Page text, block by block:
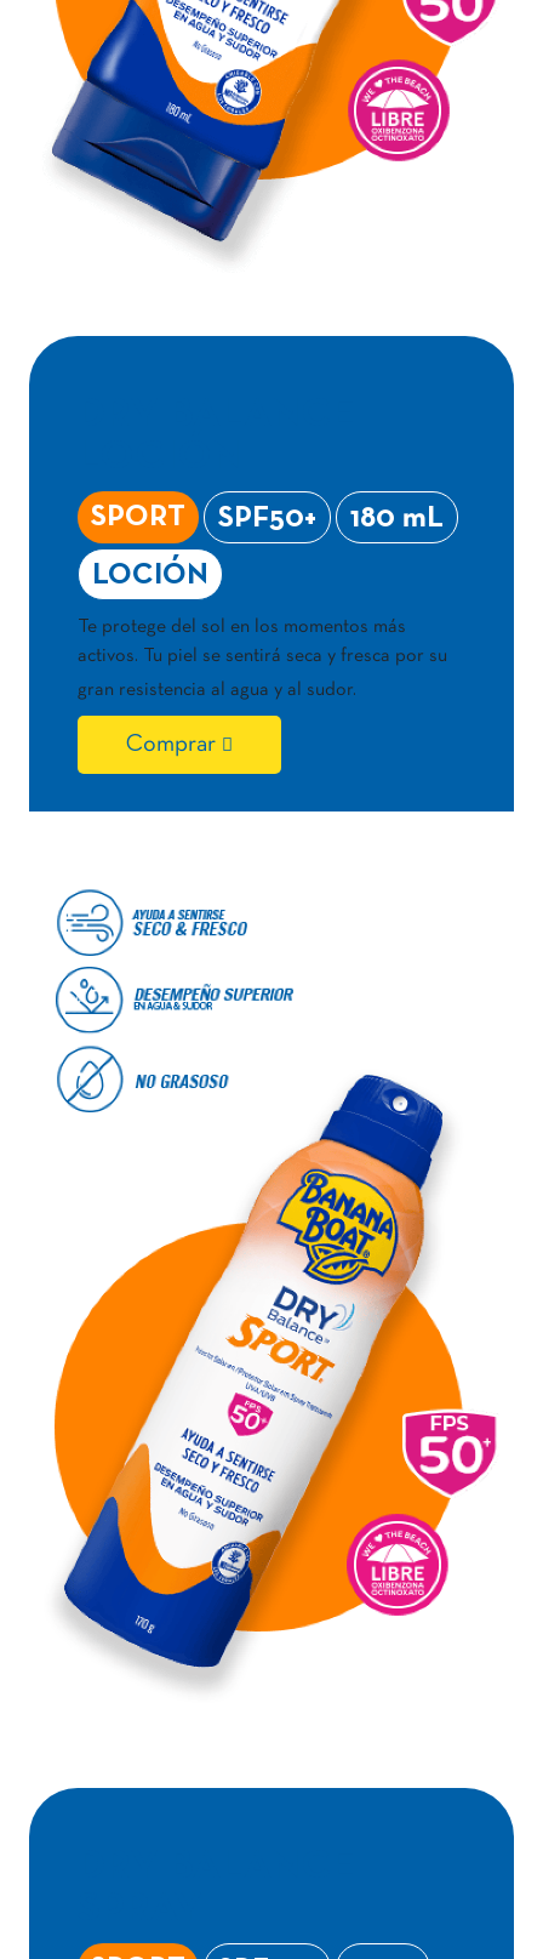
SPORT SPF50+ 180 mL
LOCIÓN
Te protege del sol en los momentos más
activos. Tu piel se sentirá seca y fresca por su
gran resistencia al agua y al sudor.
Comprar